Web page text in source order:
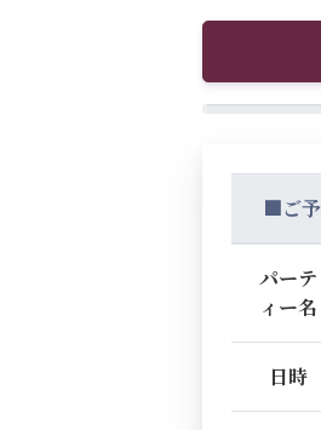
■ご
パーテ
ィー名
日時